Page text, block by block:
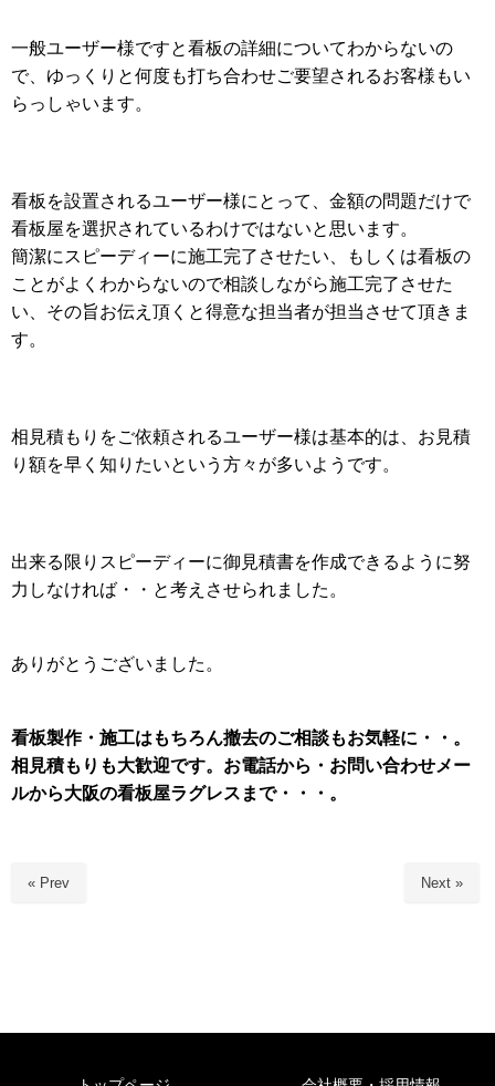
一般ユーザー様ですと看板の詳細についてわからないの
で、ゆっくりと何度も打ち合わせご要望されるお客様もい
らっしゃいます。
看板を設置されるユーザー様にとって、金額の問題だけで
看板屋を選択されているわけではないと思います。
簡潔にスピーディーに施工完了させたい、もしくは看板の
ことがよくわからないので相談しながら施工完了させた
い、その旨お伝え頂くと得意な担当者が担当させて頂きま
す。
相見積もりをご依頼されるユーザー様は基本的は、お見積
り額を早く知りたいという方々が多いようです。
出来る限りスピーディーに御見積書を作成できるように努
力しなければ・・と考えさせられました。
ありがとうございました。
看板製作・施工はもちろん撤去のご相談もお気軽に・・。
相見積もりも大歓迎です。お電話から・お問い合わせメー
ルから大阪の看板屋ラグレスまで・・・。
« Prev Next »